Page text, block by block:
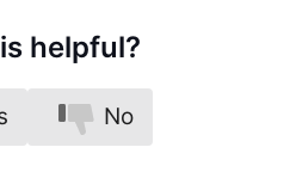
helpful?
No